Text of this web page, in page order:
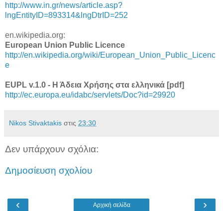
http://www.in.gr/news/article.asp?
lngEntityID=893314&lngDtrID=252
en.wikipedia.org:
European Union Public Licence
http://en.wikipedia.org/wiki/European_Union_Public_Licenc
e
EUPL v.1.0 - Η Άδεια Χρήσης στα ελληνικά [pdf]
http://ec.europa.eu/idabc/servlets/Doc?id=29920
Nikos Stivaktakis στις 23:30
Δεν υπάρχουν σχόλια:
Δημοσίευση σχολίου
‹ ›
Αρχική σελίδα